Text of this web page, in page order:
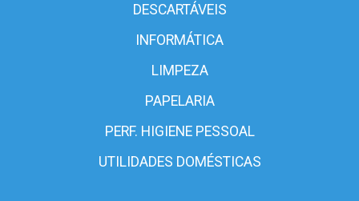
DESCARTÁVEIS
INFORMÁTICA
LIMPEZA
PAPELARIA
PERF. HIGIENE PESSOAL
UTILIDADES DOMÉSTICAS